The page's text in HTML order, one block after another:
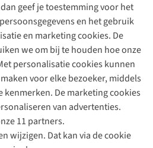
geef je toestemming voor het
en het gebruik
en marketing cookies. De
we om bij te houden hoe onze
personalisatie cookies kunnen
voor elke bezoeker, middels
kenmerken. De marketing cookies
van advertenties.
11 partners.
wijzigen. Dat kan via de cookie